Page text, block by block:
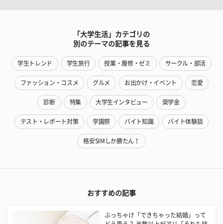
「大学生活」カテゴリの
別のテーマの記事を見る
学生トレンド 学生旅行 授業・履修・ゼミ サークル・部活
ファッション・コスメ グルメ お出かけ・イベント 恋愛
診断 特集 大学生インタビュー 奨学金
テスト・レポート対策 学園祭 バイト知識 バイト体験談
格安SIMしか勝たん！
おすすめの記事
ぶっちゃけ「できちゃった結婚」って